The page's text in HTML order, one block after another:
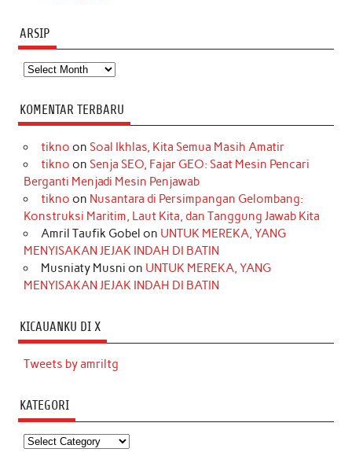
ARSIP
Arsip
KOMENTAR TERBARU
tikno on Soal Ikhlas, Kita Semua Masih Amatir
tikno on Senja SEO, Fajar GEO: Saat Mesin Pencari
Berganti Menjadi Mesin Penjawab
tikno on Nusantara di Persimpangan Gelombang:
Konstruksi Maritim, Laut Kita, dan Tanggung Jawab Kita
Amril Taufik Gobel on UNTUK MEREKA, YANG
MENYISAKAN JEJAK INDAH DI BATIN
Musniaty Musni on UNTUK MEREKA, YANG
MENYISAKAN JEJAK INDAH DI BATIN
KICAUANKU DI X
Tweets by amriltg
KATEGORI
Kategori